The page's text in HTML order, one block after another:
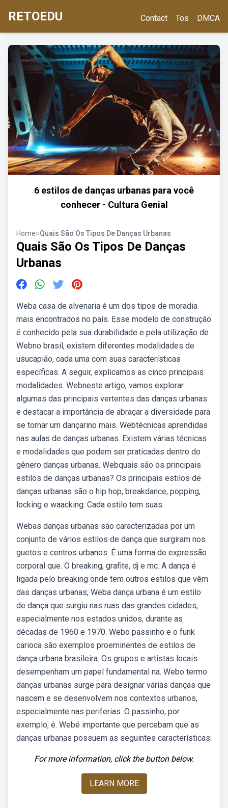
RETOEDU Contact Tos DMCA
6 estilos de danças urbanas para você
conhecer - Cultura Genial
Home>Quais São Os Tipos De Danças Urbanas
Quais São Os Tipos De Danças
Urbanas
Weba casa de alvenaria é um dos tipos de moradia
mais encontrados no país. Esse modelo de construção
é conhecido pela sua durabilidade e pela utilização de.
Webno brasil, existem diferentes modalidades de
usucapião, cada uma com suas características
específicas. A seguir, explicamos as cinco principais
modalidades. Webneste artigo, vamos explorar
algumas das principais vertentes das danças urbanas
e destacar a importância de abraçar a diversidade para
se tornar um dançarino mais. Webtécnicas aprendidas
nas aulas de danças urbanas. Existem várias técnicas
e modalidades que podem ser praticadas dentro do
gênero danças urbanas. Webquais são os principais
estilos de danças urbanas? Os principais estilos de
danças urbanas são o hip hop, breakdance, popping,
locking e waacking. Cada estilo tem suas.
Webas danças urbanas são caracterizadas por um
conjunto de vários estilos de dança que surgiram nos
guetos e centros urbanos. É uma forma de expressão
corporal que. O breaking, grafite, dj e mc. A dança é
ligada pelo breaking onde tem outros estilos que vêm
das danças urbanas; Weba dança urbana é um estilo
de dança que surgiu nas ruas das grandes cidades,
especialmente nos estados unidos, durante as
décadas de 1960 e 1970. Webo passinho e o funk
carioca são exemplos proeminentes de estilos de
dança urbana brasileira. Os grupos e artistas locais
desempenham um papel fundamental na. Webo termo
danças urbanas surge para designar várias danças que
nascem e se desenvolvem nos contextos urbanos,
especialmente nas periferias. O passinho, por
exemplo, é. Webé importante que percebam que as
danças urbanas possuem as seguintes características:
For more information, click the button below.
LEARN MORE